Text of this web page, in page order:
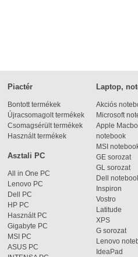
Piactér
Bontott termékek
Újracsomagolt termékek
Csomagsérült termékek
Használt termékek
Laptop,
Akciós
Microsoft
Apple
notebook
MSI
GE sorozat
GL sorozat
Dell
Inspiron
Vostro
Latitude
XPS
G sorozat
Lenovo
IdeaPad
Asztali PC
All in One PC
Lenovo PC
Dell PC
HP PC
Használt PC
Gigabyte PC
MSI PC
ASUS PC